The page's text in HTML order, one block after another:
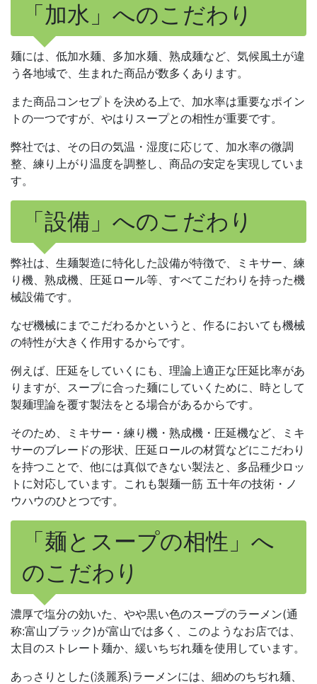
「加水」へのこだわり
麺には、低加水麺、多加水麺、熟成麺など、気候風土が違
う各地域で、生まれた商品が数多くあります。
また商品コンセプトを決める上で、加水率は重要なポイン
トの一つですが、やはりスープとの相性が重要です。
弊社では、その日の気温・湿度に応じて、加水率の微調
整、練り上がり温度を調整し、商品の安定を実現していま
す。
「設備」へのこだわり
弊社は、生麺製造に特化した設備が特徴で、ミキサー、練
り機、熟成機、圧延ロール等、すべてこだわりを持った機
械設備です。
なぜ機械にまでこだわるかというと、作るにおいても機械
の特性が大きく作用するからです。
例えば、圧延をしていくにも、理論上適正な圧延比率があ
りますが、スープに合った麺にしていくために、時として
製麺理論を覆す製法をとる場合があるからです。
そのため、ミキサー・練り機・熟成機・圧延機など、ミキ
サーのブレードの形状、圧延ロールの材質などにこだわり
を持つことで、他には真似できない製法と、多品種少ロッ
トに対応しています。これも製麺一筋 五十年の技術・ノ
ウハウのひとつです。
「麺とスープの相性」へ
のこだわり
濃厚で塩分の効いた、やや黒い色のスープのラーメン(通
称:富山ブラック)が富山では多く、このようなお店では、
太目のストレート麺か、緩いちぢれ麺を使用しています。
あっさりとした(淡麗系)ラーメンには、細めのちぢれ麺、